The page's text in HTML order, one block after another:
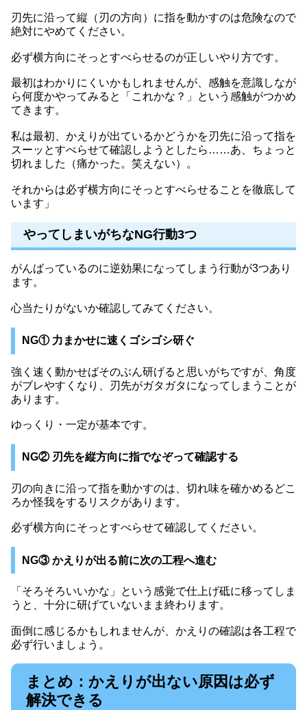
刃先に沿って縦（刃の方向）に指を動かすのは危険なので
絶対にやめてください。
必ず横方向にそっとすべらせるのが正しいやり方です。
最初はわかりにくいかもしれませんが、感触を意識しなが
ら何度かやってみると「これかな？」という感触がつかめ
てきます。
私は最初、かえりが出ているかどうかを刃先に沿って指を
スーッとすべらせて確認しようとしたら……あ、ちょっと
切れました（痛かった。笑えない）。
それからは必ず横方向にそっとすべらせることを徹底して
います」
やってしまいがちなNG行動3つ
がんばっているのに逆効果になってしまう行動が3つあり
ます。
心当たりがないか確認してみてください。
NG① 力まかせに速くゴシゴシ研ぐ
強く速く動かせばそのぶん研げると思いがちですが、角度
がブレやすくなり、刃先がガタガタになってしまうことが
あります。
ゆっくり・一定が基本です。
NG② 刃先を縦方向に指でなぞって確認する
刃の向きに沿って指を動かすのは、切れ味を確かめるどこ
ろか怪我をするリスクがあります。
必ず横方向にそっとすべらせて確認してください。
NG③ かえりが出る前に次の工程へ進む
「そろそろいいかな」という感覚で仕上げ砥に移ってしま
うと、十分に研げていないまま終わります。
面倒に感じるかもしれませんが、かえりの確認は各工程で
必ず行いましょう。
まとめ：かえりが出ない原因は必ず
解決できる